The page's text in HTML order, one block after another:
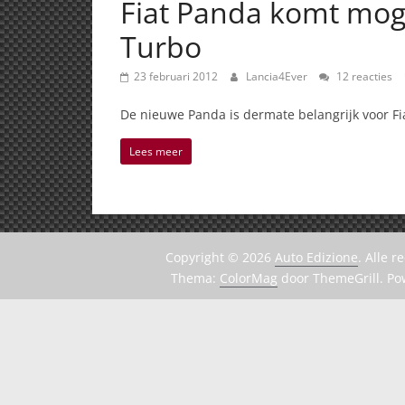
Fiat Panda komt
Turbo
23 februari 2012 Lancia4Ever 12 reacties
De nieuwe Panda is dermate belangrijk voor
Lees meer
Copyright © 2026 Auto Edizione. Alle
Thema: ColorMag door ThemeGrill.